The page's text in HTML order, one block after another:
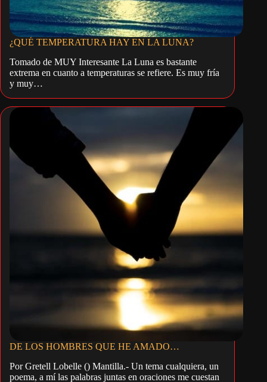
¿QUÉ TEMPERATURA HAY EN LA LUNA?
Tomado de MUY Interesante La Luna es bastante
extrema en cuanto a temperaturas se refiere. Es muy fría
y muy…
DE LOS HOMBRES QUE HE AMADO…
Por Gretell Lobelle () Mantilla.- Un tema cualquiera, un
poema, a mí las palabras juntas en oraciones me cuestan